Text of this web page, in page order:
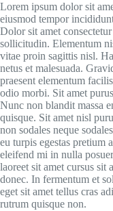
Lorem ipsum dolor sit
eiusmod tempor
Dolor sit amet
sollicitudin. Elementum
vitae proin sagittis nisl.
netus et malesuada.
praesent elementum
odio morbi. Sit amet
Nunc non blandit massa
quisque. Sit amet nisl
non sodales neque
eu turpis egestas pretium
eleifend mi in nulla
laoreet sit amet cursus sit
donec. In fermentum et
eget sit amet tellus cras
rutrum quisque non.